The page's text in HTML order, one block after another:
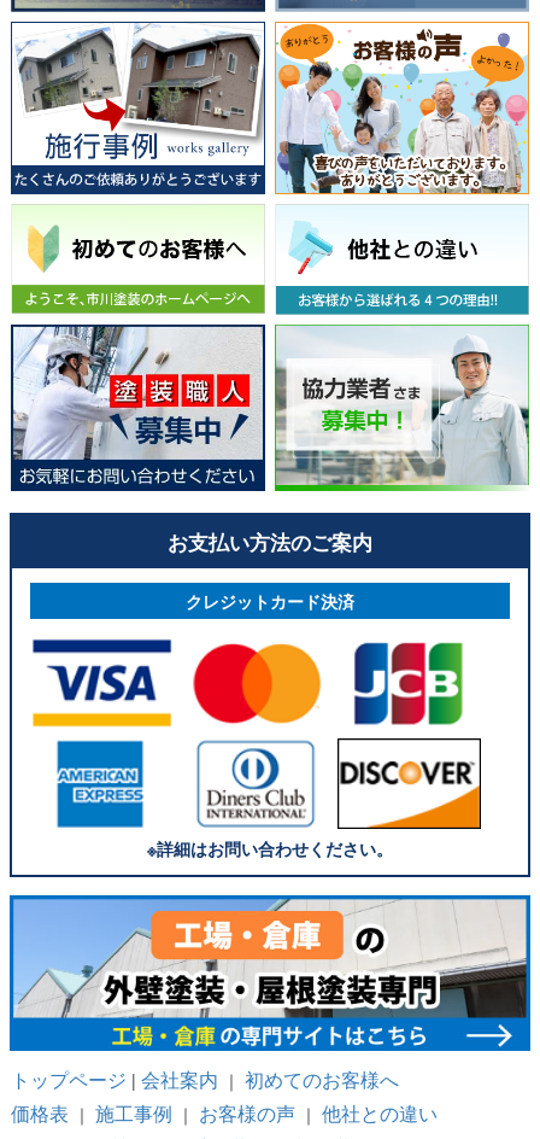
お支払い方法のご案内
クレジットカード決済
※詳細はお問い合わせください。
トップページ | 会社案内 ｜ 初めてのお客様へ
価格表 ｜ 施工事例 ｜ お客様の声｜ 他社との違い